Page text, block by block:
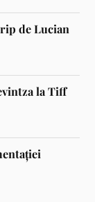
de Lucian
la Tiff